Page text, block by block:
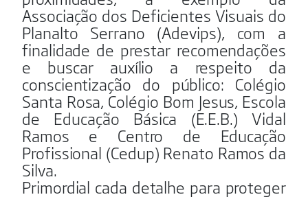
Associação dos Deficientes Visuais do
Planalto Serrano (Adevips), com a
finalidade de prestar recomendações
e buscar auxílio a respeito da
conscientização do público: Colégio
Santa Rosa, Colégio Bom Jesus, Escola
de Educação Básica (E.E.B.) Vidal
Ramos e Centro de Educação
Profissional (Cedup) Renato Ramos da
Silva.
Primordial cada detalhe para proteger